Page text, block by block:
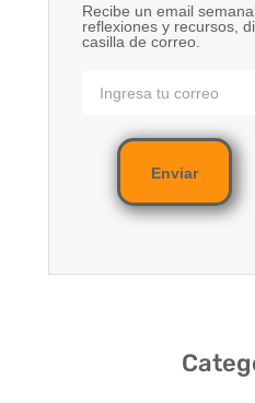
Recibe un email
reflexiones y recursos,
casilla de correo.
Enviar